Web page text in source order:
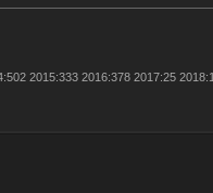
2015:333 2016:378 2017:25